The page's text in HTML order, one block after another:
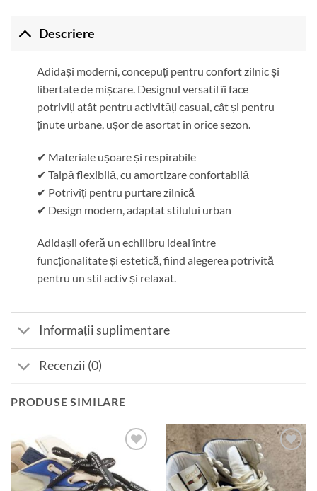
Descriere
Adidași moderni, concepuți pentru confort zilnic și
libertate de mișcare. Designul versatil îi face
potriviți atât pentru activități casual, cât și pentru
ținute urbane, ușor de asortat în orice sezon.
✔ Materiale ușoare și respirabile
✔ Talpă flexibilă, cu amortizare confortabilă
✔ Potriviți pentru purtare zilnică
✔ Design modern, adaptat stilului urban
Adidașii oferă un echilibru ideal între
funcționalitate și estetică, fiind alegerea potrivită
pentru un stil activ și relaxat.
Informații suplimentare
Recenzii (0)
PRODUSE SIMILARE
Add to
wishlist